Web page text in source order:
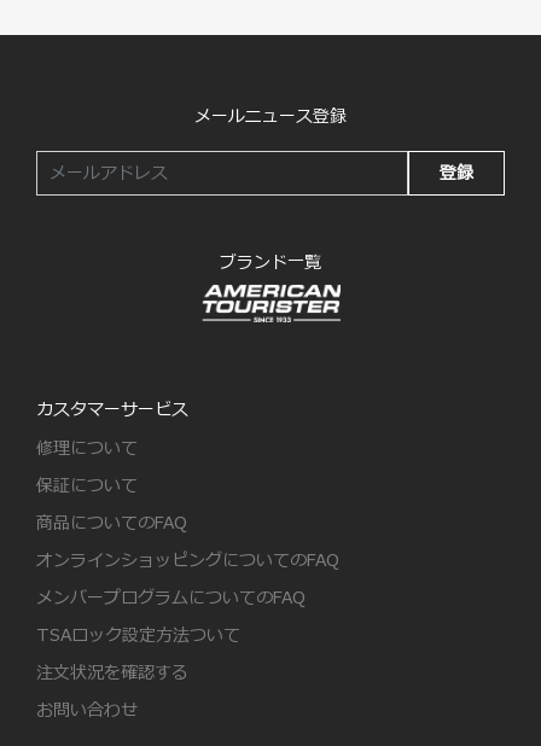
メールニュース登録
登録
ブランド一覧
カスタマーサービス
修理について
保証について
商品についてのFAQ
オンラインショッピングについてのFAQ
メンバープログラムについてのFAQ
TSAロック設定方法ついて
注文状況を確認する
お問い合わせ